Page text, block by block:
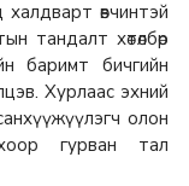
халдварт өвчинтэй
тандалт хөтөлбөр
баримт бичгийн
Хурлаас эхний
олон
гурван тал